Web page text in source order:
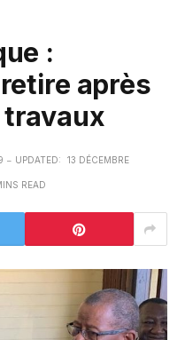
:
après
UPDATED: 13 DÉCEMBRE
READ